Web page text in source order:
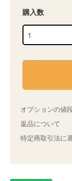
購入数
オプションの値
返品について
特定商取引法に